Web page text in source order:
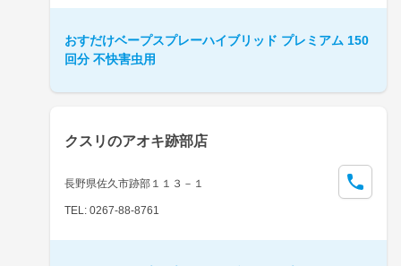
おすだけベープスプレーハイブリッド プレミアム 150
回分 不快害虫用
クスリのアオキ跡部店
長野県佐久市跡部１１３－１
TEL: 0267-88-8761